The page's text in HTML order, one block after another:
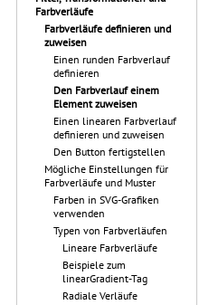
Farbverläufe
Farbverläufe definieren und
zuweisen
Einen runden Farbverlauf
definieren
Den Farbverlauf einem
Element zuweisen
Einen linearen Farbverlauf
definieren und zuweisen
Den Button fertigstellen
Mögliche Einstellungen für
Farbverläufe und Muster
Farben in SVG-Grafiken
verwenden
Typen von Farbverläufen
Lineare Farbverläufe
Beispiele zum
linearGradient-Tag
Radiale Verläufe